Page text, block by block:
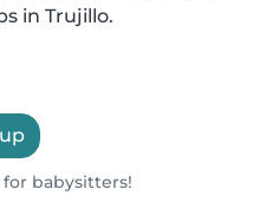
in Trujillo.
babysitters!